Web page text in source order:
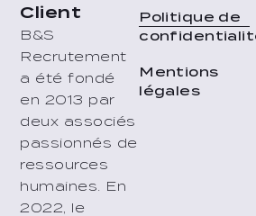
Client
B&S
Recrutement
a été fondé
en 2013 par
deux associés
passionnés de
ressources
humaines. En
2022, le
Politique de
Mentions
légales